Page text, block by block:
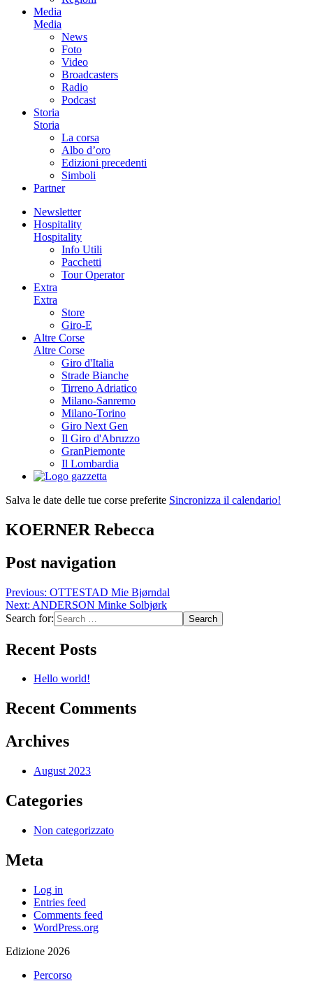
Media
Media
News
Foto
Video
Broadcasters
Radio
Podcast
Storia
Storia
La corsa
Albo d’oro
Edizioni precedenti
Simboli
Partner
Newsletter
Hospitality
Hospitality
Info Utili
Pacchetti
Tour Operator
Extra
Extra
Store
Giro-E
Altre Corse
Altre Corse
Giro d'Italia
Strade Bianche
Tirreno Adriatico
Milano-Sanremo
Milano-Torino
Giro Next Gen
Il Giro d'Abruzzo
GranPiemonte
Il Lombardia
Salva le date delle tue corse preferite Sincronizza il calendario!
KOERNER Rebecca
Post navigation
Previous: OTTESTAD Mie Bjørndal
Next: ANDERSON Minke Solbjørk
Search for:
Recent Posts
Hello world!
Recent Comments
Archives
August 2023
Categories
Non categorizzato
Meta
Log in
Entries feed
Comments feed
WordPress.org
Edizione 2026
Percorso